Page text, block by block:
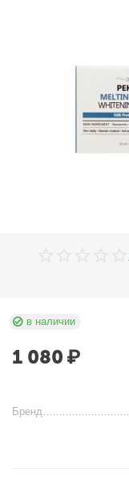
в наличии
1 080 ₽
Бренд